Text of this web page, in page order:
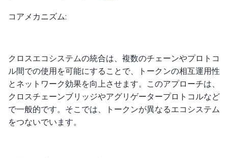
コアメカニズム:
クロスエコシステムの統合は、複数のチェーンやプロトコ
ル間での使用を可能にすることで、トークンの相互運用性
とネットワーク効果を向上させます。このアプローチは、
クロスチェーンブリッジやアグリゲータープロトコルなど
で一般的です。そこでは、トークンが異なるエコシステム
をつないでいます。